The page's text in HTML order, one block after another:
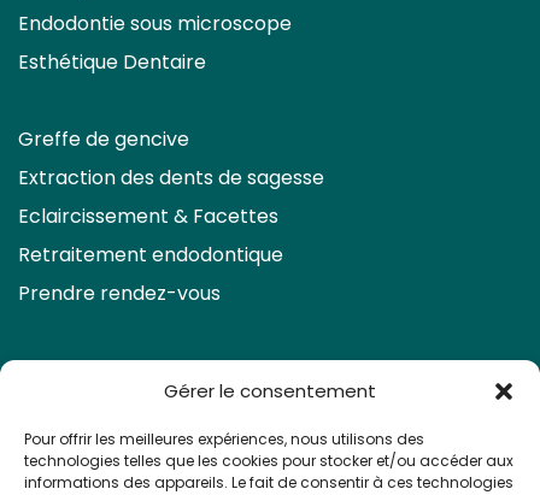
Gérer le consentement
Pour offrir les meilleures expériences, nous utilisons des
technologies telles que les cookies pour stocker et/ou accéder aux
informations des appareils. Le fait de consentir à ces technologies
Endodontie sous microscope
Esthétique Dentaire
Greffe de gencive
Extraction des dents de sagesse
Eclaircissement & Facettes
Retraitement endodontique
Prendre rendez-vous
Vous avez utilisé tous les affichages de
widget inclus dans le forfait gratuit.